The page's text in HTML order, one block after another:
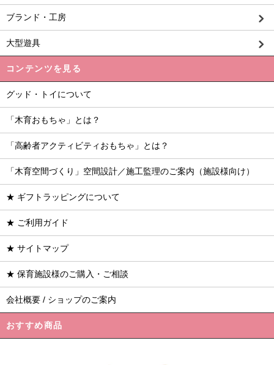
ブランド・工房
大型遊具
コンテンツを見る
グッド・トイについて
「木育おもちゃ」とは？
「高齢者アクティビティおもちゃ」とは？
「木育空間づくり」空間設計／施工監理のご案内（施設様向け）
★ ギフトラッピングについて
★ ご利用ガイド
★ サイトマップ
★ 保育施設様のご購入・ご相談
会社概要 / ショップのご案内
おすすめ商品